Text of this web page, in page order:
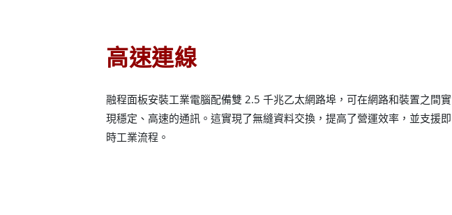
高速連線
融程面板安裝工業電腦配備雙 2.5 千兆乙太網路埠，可在網路和裝置之間實
現穩定、高速的通訊。這實現了無縫資料交換，提高了營運效率，並支援即
時工業流程。